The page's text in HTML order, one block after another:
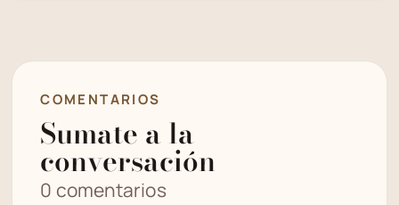
COMENTARIOS
Sumate a la
conversación
0 comentarios